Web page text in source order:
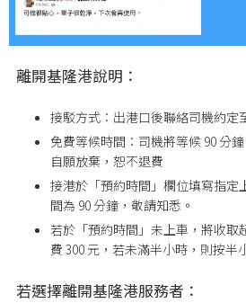
離開基隆港說明：
接駁方式：出港口後聯絡司機約定
免費等候時間：司機將等候 90 分
自願放棄，恕不退費
接港於「預約時間」欄位填寫指定
間為 90 分鐘，敬請知悉。
若於「預約時間」未上車，將收取
費 300 元，若未滿半小時，則按半
若選擇離開基隆港服務者：